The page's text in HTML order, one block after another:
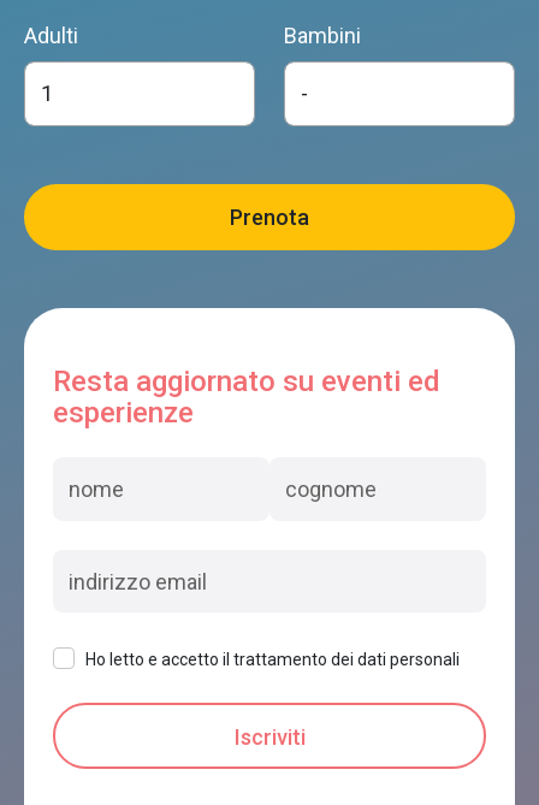
Adulti Bambini
Resta aggiornato su eventi ed
esperienze
Ho letto e accetto il trattamento dei dati personali